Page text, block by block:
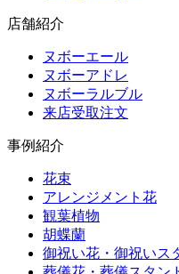
店舗紹介
ヌボーエール
ヌボーアドレ
ヌボーラルブル
来店受取注文
事例紹介
花束
アレンジメント花
観葉植物
胡蝶蘭
御祝い花・御祝いス